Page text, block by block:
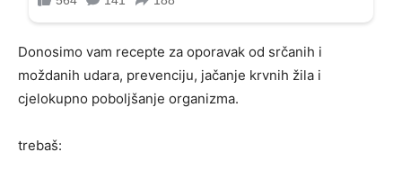
Donosimo vam recepte za oporavak od srčanih i
moždanih udara, prevenciju, jačanje krvnih žila i
cjelokupno poboljšanje organizma.
trebaš: